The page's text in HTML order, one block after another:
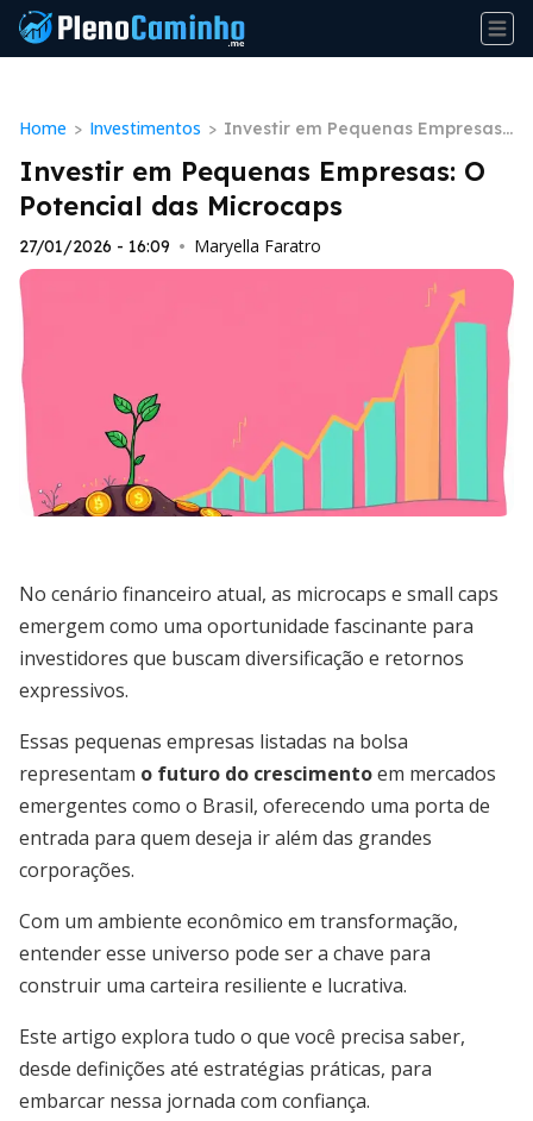
Home > Investimentos > Investir em Pequenas Empresas:
O Potencial das Microcaps
Investir em Pequenas Empresas: O
Potencial das Microcaps
27/01/2026 - 16:09 • Maryella Faratro
No cenário financeiro atual, as microcaps e small caps
emergem como uma oportunidade fascinante para
investidores que buscam diversificação e retornos
expressivos.
Essas pequenas empresas listadas na bolsa
representam o futuro do crescimentoem mercados
emergentes como o Brasil, oferecendo uma porta de
entrada para quem deseja ir além das grandes
corporações.
Com um ambiente econômico em transformação,
entender esse universo pode ser a chave para
construir uma carteira resiliente e lucrativa.
Este artigo explora tudo o que você precisa saber,
desde definições até estratégias práticas, para
embarcar nessa jornada com confiança.